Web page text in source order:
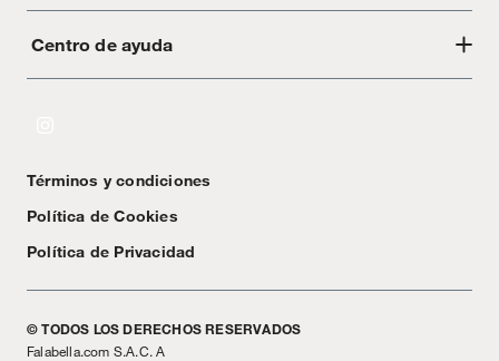
Acerca de Crate
Centro de ayuda
Textos Legales
Términos y condiciones
Política de Cookies
Política de Privacidad
© TODOS LOS DERECHOS RESERVADOS
Falabella.com S.A.C. A